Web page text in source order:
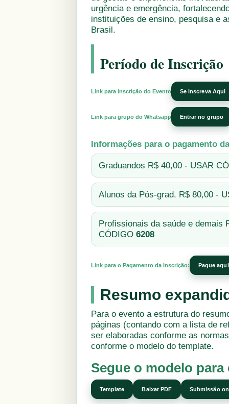
urgência e emergência,
instituições de ensino, pesquisa e
Brasil.
Período de
Link para inscrição do Evento Se inscreva Aqui
Link para grupo do Whatsapp Entrar no grupo
Informações para o pagamento
Graduandos R$ 40,00 - USAR
Alunos da Pós-grad. R$ 80,00 -
Profissionais da saúde e demais
CÓDIGO 6208
Link para o Pagamento da Inscrição: Pague aqui
Resumo
Para o evento a estrutura do
páginas (contando com a lista de
ser elaboradas conforme as
conforme o modelo do template.
Segue o modelo
Template Baixar PDF Submissão